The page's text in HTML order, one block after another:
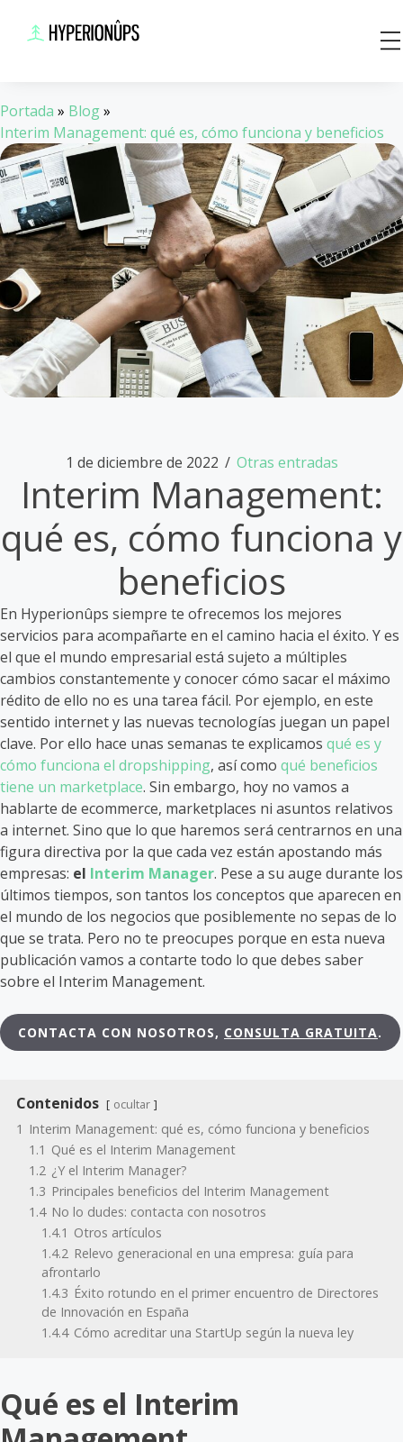
Portada » Blog»
Interim Management: qué es, cómo funciona y beneficios
1 de diciembre de 2022 / Otras entradas
Interim Management:
qué es, cómo funciona y
beneficios
En Hyperionûps siempre te ofrecemos los mejores
servicios para acompañarte en el camino hacia el éxito. Y es
el que el mundo empresarial está sujeto a múltiples
cambios constantemente y conocer cómo sacar el máximo
rédito de ello no es una tarea fácil. Por ejemplo, en este
sentido internet y las nuevas tecnologías juegan un papel
clave. Por ello hace unas semanas te explicamos qué es y
cómo funciona el dropshipping, así como qué beneficios
tiene un marketplace. Sin embargo, hoy no vamos a
hablarte de ecommerce, marketplaces ni asuntos relativos
a internet. Sino que lo que haremos será centrarnos en una
figura directiva por la que cada vez están apostando más
empresas: el Interim Manager. Pese a su auge durante los
últimos tiempos, son tantos los conceptos que aparecen en
el mundo de los negocios que posiblemente no sepas de lo
que se trata. Pero no te preocupes porque en esta nueva
publicación vamos a contarte todo lo que debes saber
sobre el Interim Management.
CONTACTA CON NOSOTROS, CONSULTA GRATUITA.
Contenidos ocultar
1 Interim Management: qué es, cómo funciona y beneficios
1.1 Qué es el Interim Management
1.2 ¿Y el Interim Manager?
1.3 Principales beneficios del Interim Management
1.4 No lo dudes: contacta con nosotros
1.4.1 Otros artículos
1.4.2 Relevo generacional en una empresa: guía para
afrontarlo
1.4.3 Éxito rotundo en el primer encuentro de Directores
de Innovación en España
1.4.4 Cómo acreditar una StartUp según la nueva ley
Qué es el Interim